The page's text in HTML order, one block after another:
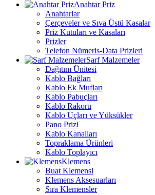
Anahtar Priz
Anahtarlar
Çerçeveler ve Sıva Üstü Kasalar
Priz Kutuları ve Kasaları
Prizler
Telefon Nümeris-Data Prizleri
Sarf Malzemeler
Dağıtım Ünitesi
Kablo Bağları
Kablo Ek Mufları
Kablo Pabuçları
Kablo Rakoru
Kablo Uçları ve Yüksükler
Pano Prizi
Kablo Kanalları
Topraklama Ürünleri
Kablo Toplayıcı
Klemens
Buat Klemensi
Klemens Aksesuarları
Sıra Klemensler